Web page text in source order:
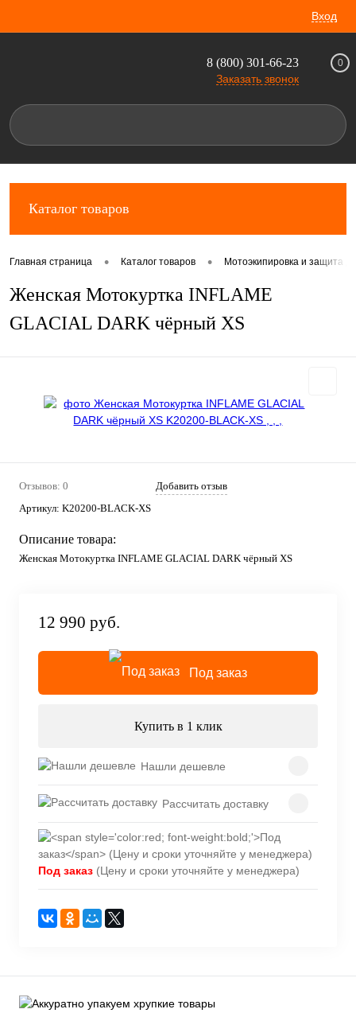
Вход
8 (800) 301-66-23
Заказать звонок
0
Каталог товаров
Главная страница • Каталог товаров • Мотоэкипировка и защита
Женская Мотокуртка INFLAME
GLACIAL DARK чёрный XS
Отзывов: 0
Добавить отзыв
Артикул: K20200-BLACK-XS
Описание товара:
Женская Мотокуртка INFLAME GLACIAL DARK чёрный XS
12 990 руб.
Под заказ
Купить в 1 клик
Нашли дешевле
Рассчитать доставку
Под заказ (Цену и сроки уточняйте у менеджера)